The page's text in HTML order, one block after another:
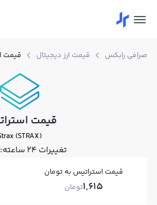
صرافی رابکس قیمت ارز دیجیتال قیمت
قیمت
(STRAX)
تغییرات ۲۴ ساعته:
قیمت استراتیس به تومان
1,615تومان